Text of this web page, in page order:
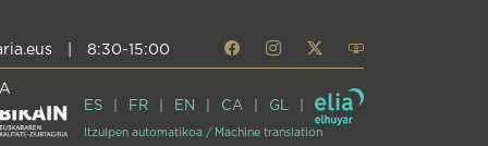
8:30-15:00
ES FR EN CA GL
Itzulpen automatikoa / Machine translation